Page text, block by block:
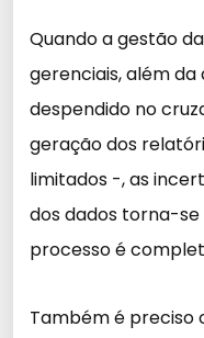
Quando a gestão
gerenciais, além
despendido no
geração dos
limitados -, as
dos dados torna-
processo é
Também é preciso